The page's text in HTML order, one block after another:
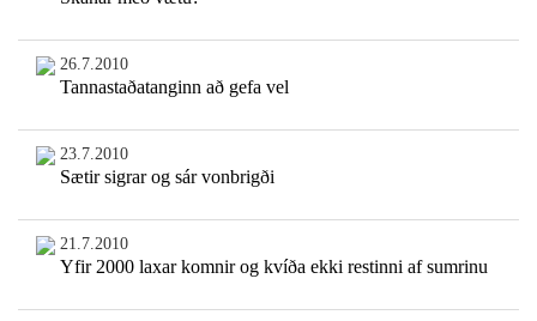
26.7.2010
Tannastaðatanginn að gefa vel
23.7.2010
Sætir sigrar og sár vonbrigði
21.7.2010
Yfir 2000 laxar komnir og kvíða ekki restinni af sumrinu